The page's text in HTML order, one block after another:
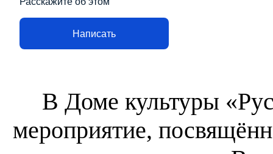
Написать
В Доме культуры
мероприятие,